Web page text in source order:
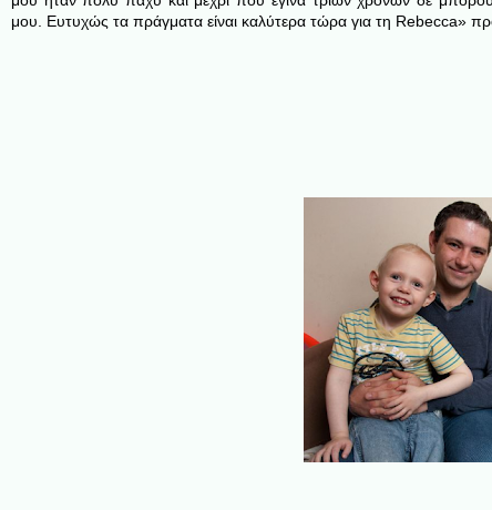
μου. Ευτυχώς τα πράγματα είναι καλύτερα τώρα για τη Rebecca»